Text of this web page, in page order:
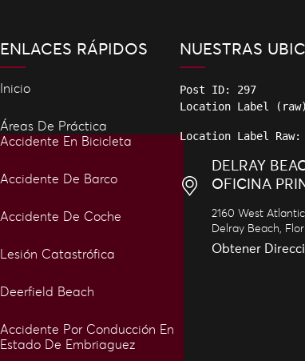
ENLACES RÁPIDOS
Inicio
Áreas De Práctica
Accidente En Bicicleta
Accidente De Barco
Accidente De Coche
Lesión Catastrófica
Deerfield Beach
Accidente Por Conducción En
Estado De Embriaguez
NUESTRAS
Post ID: 297
Location Label
DELRAY
OFICINA
2160 West
Delray Beach,
Obtener